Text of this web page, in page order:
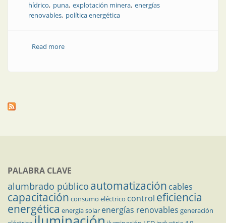
hídrico puna explotación minera energías
renovables política energética
Read moreabout Hidrógeno verde en Jujuy: oportunidad
PALABRA CLAVE
alumbrado público automatización cables
capacitación consumo eléctrico control eficiencia
energética energía solar energías renovables generación